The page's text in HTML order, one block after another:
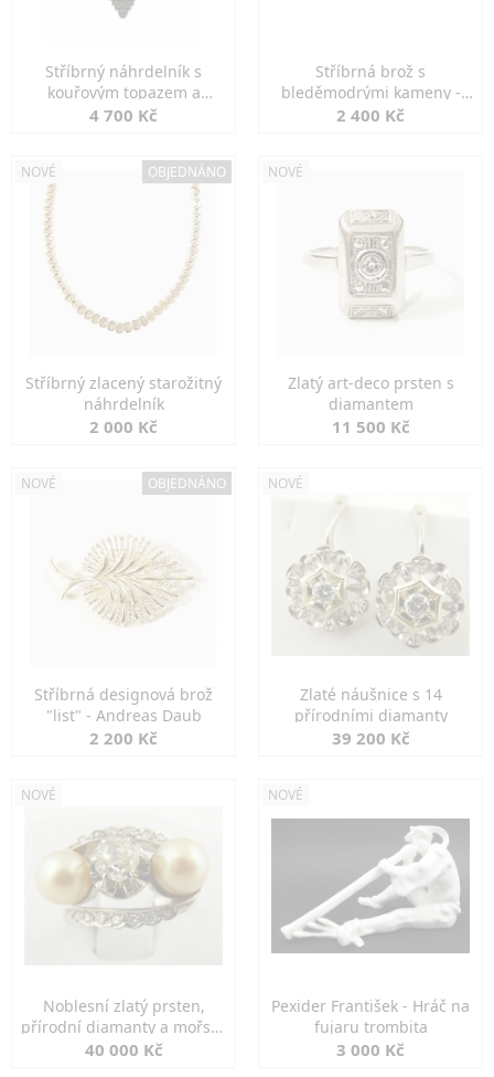
Stříbrný náhrdelník s
kouřovým topazem a
markazity
4 700 Kč
Stříbrná brož s
bleděmodrými kameny -
jemná elegance
2 400 Kč
NOVÉ OBJEDNÁNO
Stříbrný zlacený starožitný
náhrdelník
2 000 Kč
NOVÉ
Zlatý art-deco prsten s
diamantem
11 500 Kč
NOVÉ OBJEDNÁNO
Stříbrná designová brož
"list" - Andreas Daub
2 200 Kč
NOVÉ
Zlaté náušnice s 14
přírodními diamanty
39 200 Kč
NOVÉ
Noblesní zlatý prsten,
přírodní diamanty a mořské
perly
40 000 Kč
NOVÉ
Pexider František - Hráč na
fujaru trombita
3 000 Kč